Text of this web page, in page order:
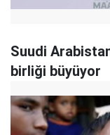
Suudi
birliği büyüyor